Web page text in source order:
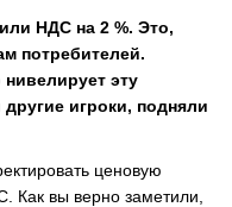
НДС на 2 %. Это,
потребителей.
эту
игроки, подняли
ценовую
Как вы верно заметили,